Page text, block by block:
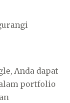
Anda dapat
portfolio